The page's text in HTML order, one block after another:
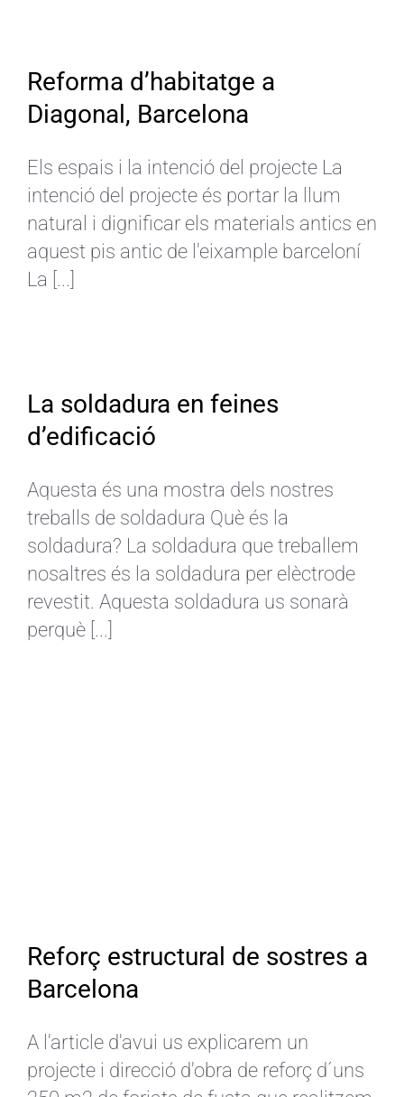
Reforma d’habitatge a
Diagonal, Barcelona
Els espais i la intenció del projecte La
intenció del projecte és portar la llum
natural i dignificar els materials antics en
aquest pis antic de l'eixample barceloní
La [...]
La soldadura en feines
d’edificació
Aquesta és una mostra dels nostres
treballs de soldadura Què és la
soldadura? La soldadura que treballem
nosaltres és la soldadura per elèctrode
revestit. Aquesta soldadura us sonarà
perquè [...]
Reforç estructural de sostres a
Barcelona
A l'article d'avui us explicarem un
projecte i direcció d'obra de reforç d´uns